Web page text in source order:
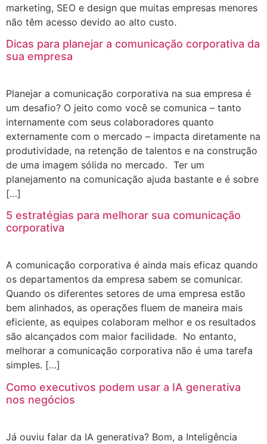
marketing, SEO e design que muitas empresas menores
não têm acesso devido ao alto custo.
Dicas para planejar a comunicação corporativa da
sua empresa
Planejar a comunicação corporativa na sua empresa é
um desafio? O jeito como você se comunica – tanto
internamente com seus colaboradores quanto
externamente com o mercado – impacta diretamente na
produtividade, na retenção de talentos e na construção
de uma imagem sólida no mercado. Ter um
planejamento na comunicação ajuda bastante e é sobre
[…]
5 estratégias para melhorar sua comunicação
corporativa
A comunicação corporativa é ainda mais eficaz quando
os departamentos da empresa sabem se comunicar.
Quando os diferentes setores de uma empresa estão
bem alinhados, as operações fluem de maneira mais
eficiente, as equipes colaboram melhor e os resultados
são alcançados com maior facilidade. No entanto,
melhorar a comunicação corporativa não é uma tarefa
simples. […]
Como executivos podem usar a IA generativa
nos negócios
Já ouviu falar da IA generativa? Bom, a Inteligência